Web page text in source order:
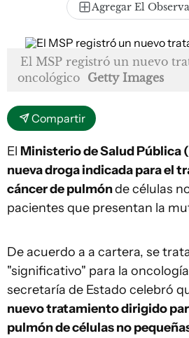
Agregar El
El MSP registró un nuevo
oncológico Getty Images
Compartir
El Ministerio de Salud Pública
nueva droga indicada para el
cáncer de pulmónde células
pacientes que presentan la
De acuerdo a a cartera, se
"significativo" para la
secretaría de Estado celebró
nuevo tratamiento dirigido
pulmón de células no